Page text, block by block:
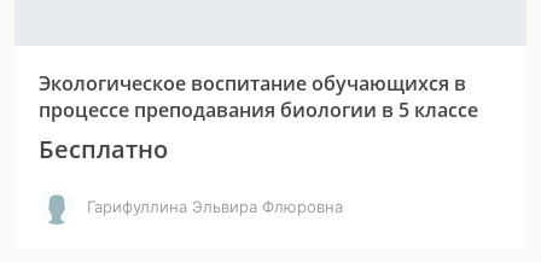
Экологическое воспитание обучающихся в
процессе преподавания биологии в 5 классе
Бесплатно
Гарифуллина Эльвира Флюровна